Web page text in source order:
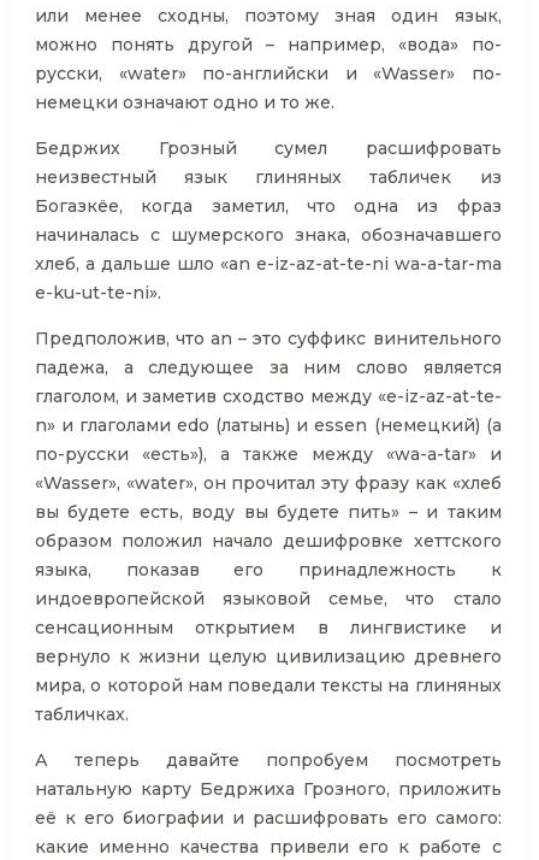
или менее сходны, поэтому зная один язык,
можно понять другой – например, «вода» по-
русски, «water» по-английски и «Wasser» по-
немецки означают одно и то же.
Бедржих Грозный сумел расшифровать
неизвестный язык глиняных табличек из
Богазкёе, когда заметил, что одна из фраз
начиналась с шумерского знака, обозначавшего
хлеб, а дальше шло «an e-iz-az-at-te-ni wa-a-tar-ma
e-ku-ut-te-ni».
Предположив, что an – это суффикс винительного
падежа, а следующее за ним слово является
глаголом, и заметив сходство между «e-iz-az-at-te-
n» и глаголами edo (латынь) и essen (немецкий) (а
по-русски «есть»), а также между «wa-a-tar» и
«Wasser», «water», он прочитал эту фразу как «хлеб
вы будете есть, воду вы будете пить» – и таким
образом положил начало дешифровке хеттского
языка, показав его принадлежность к
индоевропейской языковой семье, что стало
сенсационным открытием в лингвистике и
вернуло к жизни целую цивилизацию древнего
мира, о которой нам поведали тексты на глиняных
табличках.
А теперь давайте попробуем посмотреть
натальную карту Бедржиха Грозного, приложить
её к его биографии и расшифровать его самого:
какие именно качества привели его к работе с